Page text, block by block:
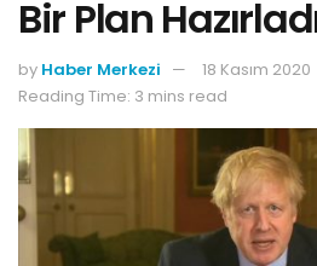
Bir Plan
by Haber Merkezi
18 Kasım 2020
Reading Time: 3 mins read